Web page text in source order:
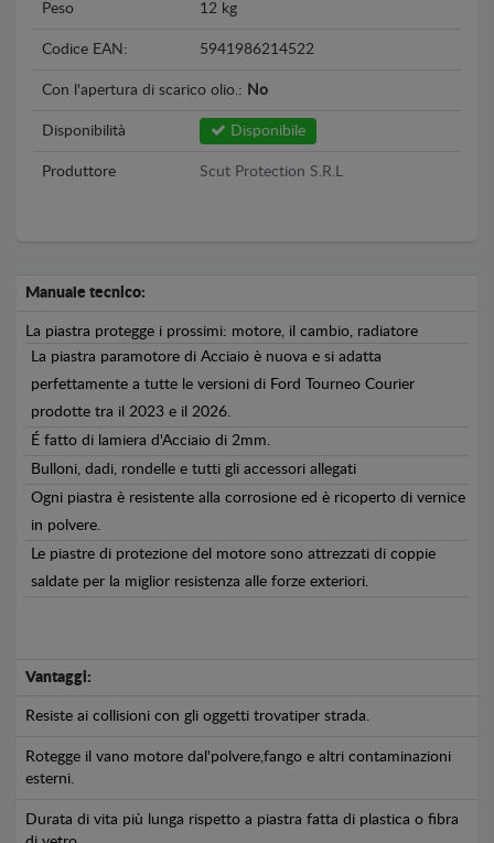
Peso 12 kg
Codice EAN: 5941986214522
Con l'apertura di scarico olio.: No
Disponibilità Disponibile
Produttore Scut Protection S.R.L
Manuale tecnico:
La piastra protegge i prossimi: motore, il cambio, radiatore
La piastra paramotore di Acciaio è nuova e si adatta
perfettamente a tutte le versioni di Ford Tourneo Courier
prodotte tra il 2023 e il 2026.
É fatto di lamiera d'Acciaio di 2mm.
Bulloni, dadi, rondelle e tutti gli accessori allegati
Ogni piastra è resistente alla corrosione ed è ricoperto di vernice
in polvere.
Le piastre di protezione del motore sono attrezzati di coppie
saldate per la miglior resistenza alle forze exteriori.
Vantaggi:
Resiste ai collisioni con gli oggetti trovatiper strada.
Rotegge il vano motore dal'polvere,fango e altri contaminazioni
esterni.
Durata di vita più lunga rispetto a piastra fatta di plastica o fibra